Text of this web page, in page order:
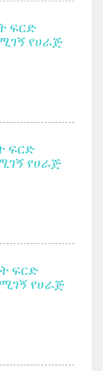
ፍርድ
የሀራጅ
ፍርድ
የሀራጅ
ፍርድ
የሀራጅ